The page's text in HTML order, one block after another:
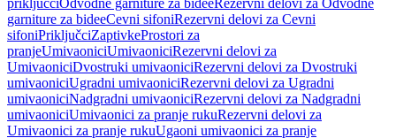
priključciOdvodne garniture za bideeRezervni delovi za Odvodne
garniture za bideeCevni sifoniRezervni delovi za Cevni
sifoniPriključciZaptivkeProstori za
pranjeUmivaoniciUmivaoniciRezervni delovi za
UmivaoniciDvostruki umivaoniciRezervni delovi za Dvostruki
umivaoniciUgradni umivaoniciRezervni delovi za Ugradni
umivaoniciNadgradni umivaoniciRezervni delovi za Nadgradni
umivaoniciUmivaonici za pranje rukuRezervni delovi za
Umivaonici za pranje rukuUgaoni umivaonici za pranje